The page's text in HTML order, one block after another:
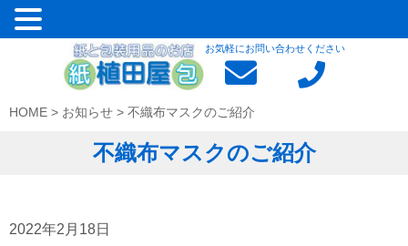
お気軽にお問い合わせください
HOME > お知らせ > 不織布マスクのご紹介
不織布マスクのご紹介
2022年2月18日